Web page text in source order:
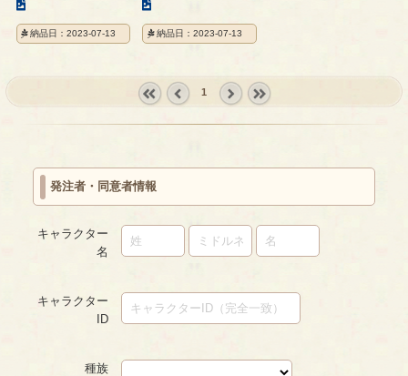
の
イ
ジ
納品日：2023-07-13
の
イ
ト
ジ
納品日：2023-07-13
1
発注者・同意者情報
キャラクター
名
キャラクター
ID
種族